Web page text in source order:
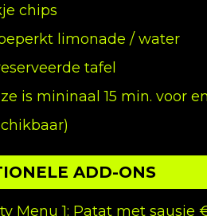
chips
limonade / water
tafel
is mininaal 15 min. voor
ADD-ONS
Menu 1: Patat met sausje